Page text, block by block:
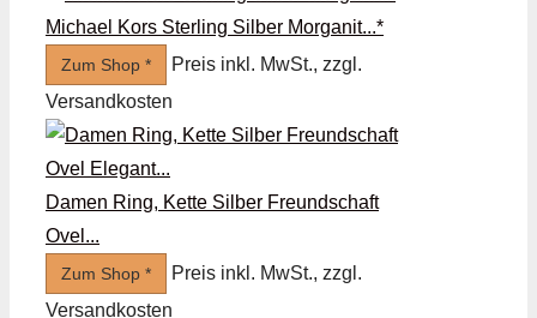
Michael Kors Sterling Silber Morganit...*
Zum Shop *
Preis inkl. MwSt., zzgl.
Versandkosten
Damen Ring, Kette Silber Freundschaft
Ovel...
Zum Shop *
Preis inkl. MwSt., zzgl.
Versandkosten